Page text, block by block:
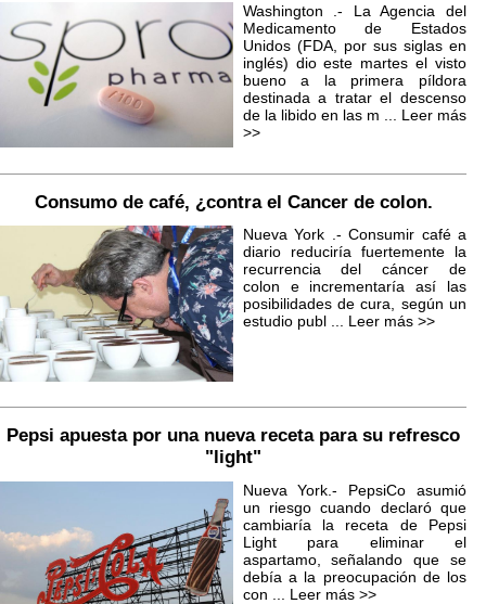
Washington .- La Agencia del
Medicamento de Estados
Unidos (FDA, por sus siglas en
inglés) dio este martes el visto
bueno a la primera píldora
destinada a tratar el descenso
de la libido en las m ... Leer más
>>
Consumo de café, ¿contra el Cancer de colon.
Nueva York .- Consumir café a
diario reduciría fuertemente la
recurrencia del cáncer de
colon e incrementaría así las
posibilidades de cura, según un
estudio publ ... Leer más >>
Pepsi apuesta por una nueva receta para su refresco
"light"
Nueva York.- PepsiCo asumió
un riesgo cuando declaró que
cambiaría la receta de Pepsi
Light para eliminar el
aspartamo, señalando que se
debía a la preocupación de los
con ... Leer más >>